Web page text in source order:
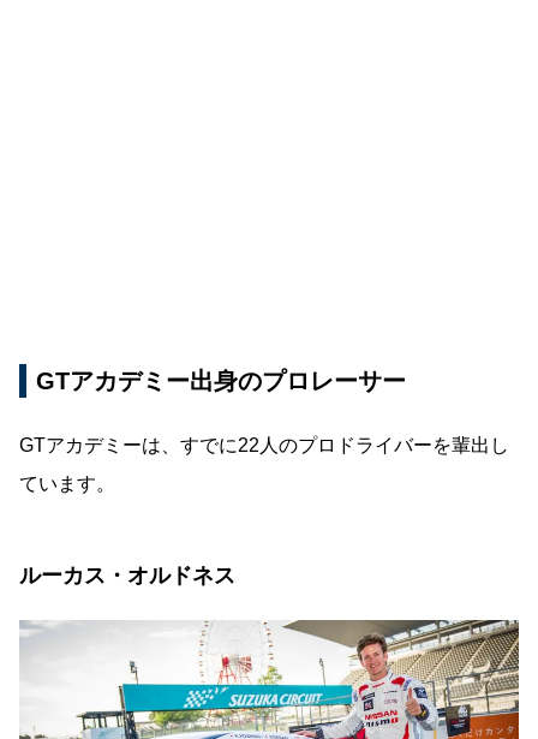
GTアカデミー出身のプロレーサー
GTアカデミーは、すでに22人のプロドライバーを輩出し
ています。
ルーカス・オルドネス